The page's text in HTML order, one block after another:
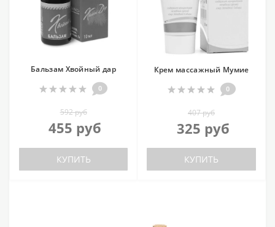
Бальзам Хвойный дар
0
592 руб
455 руб
КУПИТЬ
Крем массажный Мумие
0
407 руб
325 руб
КУПИТЬ